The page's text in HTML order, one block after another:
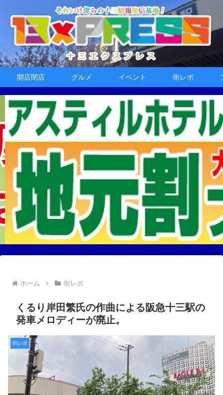
開店閉店 グルメ イベント 街レポ
ホーム 街レポ
くるり岸田繁氏の作曲による阪急十三駅の
発車メロディーが廃止。
街レポ